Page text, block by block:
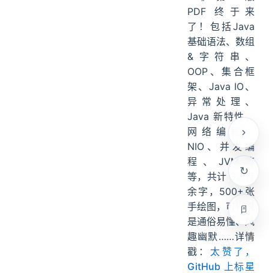
PDF 终于来
了！包括Java
基础语法、数组
&字符串、
OOP、集合框
架、Java IO、
异常处理、
Java 新特性、
网络编程、
NIO、并发编
程、JVM等
等，共计 32 万
余字，500+张
手绘图，可以说
是通俗易懂、风
趣幽默……详情
戳： 太赞了，
GitHub 上标星